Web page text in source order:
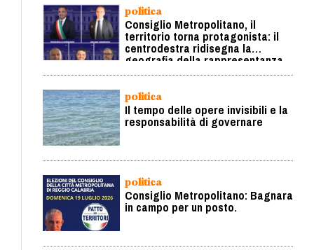
politica
Consiglio Metropolitano, il
territorio torna protagonista: il
centrodestra ridisegna la
geografia della rappresentanza
politica
Il tempo delle opere invisibili e la
responsabilità di governare
politica
Consiglio Metropolitano: Bagnara
in campo per un posto.